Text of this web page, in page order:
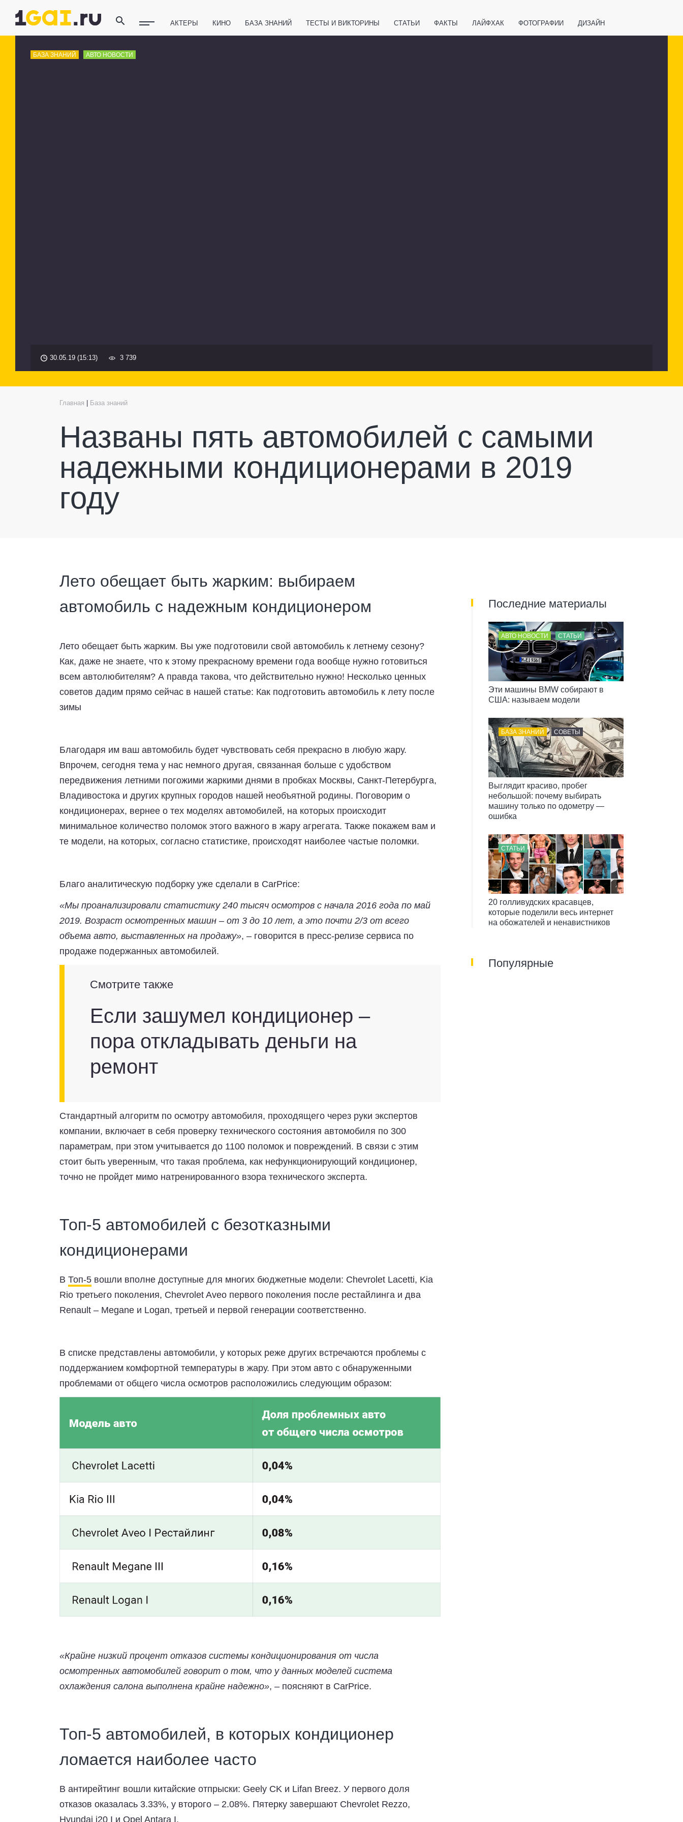
АКТЕРЫ КИНО БАЗА ЗНАНИЙ ТЕСТЫ И ВИКТОРИНЫ СТАТЬИ ФАКТЫ ЛАЙФХАК ФОТОГРАФИИ ДИЗАЙН
БАЗА ЗНАНИЙ АВТО НОВОСТИ
30.05.19 (15:13) 3 739
Главная База знаний
Названы пять автомобилей с самыми
надежными кондиционерами в 2019
году
Лето обещает быть жарким: выбираем
автомобиль с надежным кондиционером
Лето обещает быть жарким. Вы уже подготовили свой автомобиль к летнему сезону?
Как, даже не знаете, что к этому прекрасному времени года вообще нужно готовиться
всем автолюбителям? А правда такова, что действительно нужно! Несколько ценных
советов дадим прямо сейчас в нашей статье: Как подготовить автомобиль к лету после
зимы
Благодаря им ваш автомобиль будет чувствовать себя прекрасно в любую жару.
Впрочем, сегодня тема у нас немного другая, связанная больше с удобством
передвижения летними погожими жаркими днями в пробках Москвы, Санкт-Петербурга,
Владивостока и других крупных городов нашей необъятной родины. Поговорим о
кондиционерах, вернее о тех моделях автомобилей, на которых происходит
минимальное количество поломок этого важного в жару агрегата. Также покажем вам и
те модели, на которых, согласно статистике, происходят наиболее частые поломки.
Благо аналитическую подборку уже сделали в CarPrice:
«Мы проанализировали статистику 240 тысяч осмотров с начала 2016 года по май
2019. Возраст осмотренных машин – от 3 до 10 лет, а это почти 2/3 от всего
объема авто, выставленных на продажу», – говорится в пресс-релизе сервиса по
продаже подержанных автомобилей.
Смотрите также
Если зашумел кондиционер –
пора откладывать деньги на
ремонт
Стандартный алгоритм по осмотру автомобиля, проходящего через руки экспертов
компании, включает в себя проверку технического состояния автомобиля по 300
параметрам, при этом учитывается до 1100 поломок и повреждений. В связи с этим
стоит быть уверенным, что такая проблема, как нефункционирующий кондиционер,
точно не пройдет мимо натренированного взора технического эксперта.
Топ-5 автомобилей с безотказными
кондиционерами
В Топ-5 вошли вполне доступные для многих бюджетные модели: Chevrolet Lacetti, Kia
Rio третьего поколения, Chevrolet Aveo первого поколения после рестайлинга и два
Renault – Megane и Logan, третьей и первой генерации соответственно.
В списке представлены автомобили, у которых реже других встречаются проблемы с
поддержанием комфортной температуры в жару. При этом авто с обнаруженными
проблемами от общего числа осмотров расположились следующим образом:
«Крайне низкий процент отказов системы кондиционирования от числа
осмотренных автомобилей говорит о том, что у данных моделей система
охлаждения салона выполнена крайне надежно», – поясняют в CarPrice.
Топ-5 автомобилей, в которых кондиционер
ломается наиболее часто
В антирейтинг вошли китайские отпрыски: Geely CK и Lifan Breez. У первого доля
отказов оказалась 3.33%, у второго – 2.08%. Пятерку завершают Chevrolet Rezzo,
Hyundai i20 I и Opel Antara I.
Последние материалы
АВТО НОВОСТИ СТАТЬИ
Эти машины BMW собирают в
США: называем модели
БАЗА ЗНАНИЙ СОВЕТЫ
Выглядит красиво, пробег
небольшой: почему выбирать
машину только по одометру —
ошибка
СТАТЬИ
20 голливудских красавцев,
которые поделили весь интернет
на обожателей и ненавистников
Популярные